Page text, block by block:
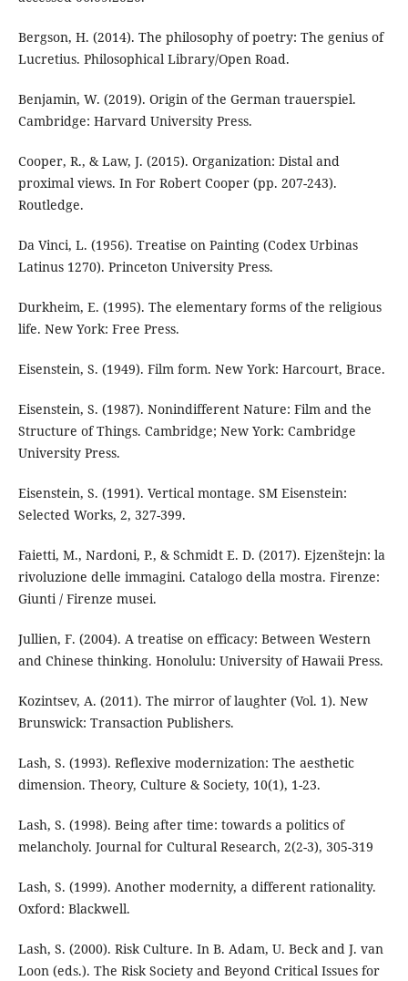
Bergson, H. (2014). The philosophy of poetry: The genius of
Lucretius. Philosophical Library/Open Road.
Benjamin, W. (2019). Origin of the German trauerspiel.
Cambridge: Harvard University Press.
Cooper, R., & Law, J. (2015). Organization: Distal and
proximal views. In For Robert Cooper (pp. 207-243).
Routledge.
Da Vinci, L. (1956). Treatise on Painting (Codex Urbinas
Latinus 1270). Princeton University Press.
Durkheim, E. (1995). The elementary forms of the religious
life. New York: Free Press.
Eisenstein, S. (1949). Film form. New York: Harcourt, Brace.
Eisenstein, S. (1987). Nonindifferent Nature: Film and the
Structure of Things. Cambridge; New York: Cambridge
University Press.
Eisenstein, S. (1991). Vertical montage. SM Eisenstein:
Selected Works, 2, 327-399.
Faietti, M., Nardoni, P., & Schmidt E. D. (2017). Ejzenštejn: la
rivoluzione delle immagini. Catalogo della mostra. Firenze:
Giunti / Firenze musei.
Jullien, F. (2004). A treatise on efficacy: Between Western
and Chinese thinking. Honolulu: University of Hawaii Press.
Kozintsev, A. (2011). The mirror of laughter (Vol. 1). New
Brunswick: Transaction Publishers.
Lash, S. (1993). Reflexive modernization: The aesthetic
dimension. Theory, Culture & Society, 10(1), 1-23.
Lash, S. (1998). Being after time: towards a politics of
melancholy. Journal for Cultural Research, 2(2-3), 305-319
Lash, S. (1999). Another modernity, a different rationality.
Oxford: Blackwell.
Lash, S. (2000). Risk Culture. In B. Adam, U. Beck and J. van
Loon (eds.). The Risk Society and Beyond Critical Issues for